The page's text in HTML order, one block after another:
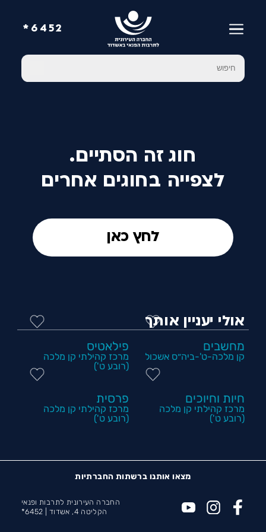
6452*
חוג זה הסתיים.
לצפייה בחוגים אחרים
לחץ כאן
אולי יעניין אותך
מחשבים
קן מלכה-ט'-ביה״ס אשכול
פילאטיס
מרכז קהילתי קן מלכה
(רובע ט')
חיות וחיוכים
מרכז קהילתי קן מלכה
(רובע ט')
פרסית
מרכז קהילתי קן מלכה
(רובע ט')
מצאו אותנו ברשתות החברתיות
החברה העירונית לתרבות ופנאי
הקליטה 4, אשדוד |
6452*